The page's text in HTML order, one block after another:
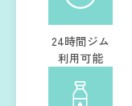
24時間ジム
利用可能